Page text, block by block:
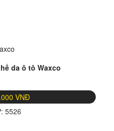
da ô tô Waxco
VNĐ
5526